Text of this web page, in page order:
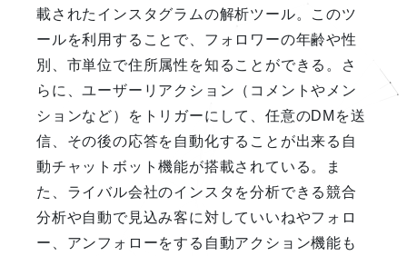
載されたインスタグラムの解析ツール。このツ
ールを利用することで、フォロワーの年齢や性
別、市単位で住所属性を知ることができる。さ
らに、ユーザーリアクション（コメントやメン
ションなど）をトリガーにして、任意のDMを送
信、その後の応答を自動化することが出来る自
動チャットボット機能が搭載されている。ま
た、ライバル会社のインスタを分析できる競合
分析や自動で見込み客に対していいねやフォロ
ー、アンフォローをする自動アクション機能も